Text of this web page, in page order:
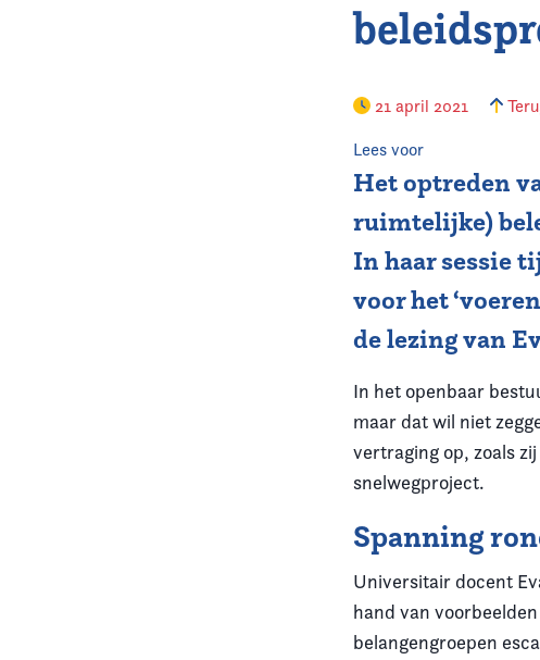
21 april 2021
Lees voor
Het optreden
ruimtelijke)
In haar sessie
voor het
de lezing van
In het openbaar
maar dat wil niet
vertraging op, zoals
snelwegproject.
Spanning
Universitair docent
hand van
belangengroepen